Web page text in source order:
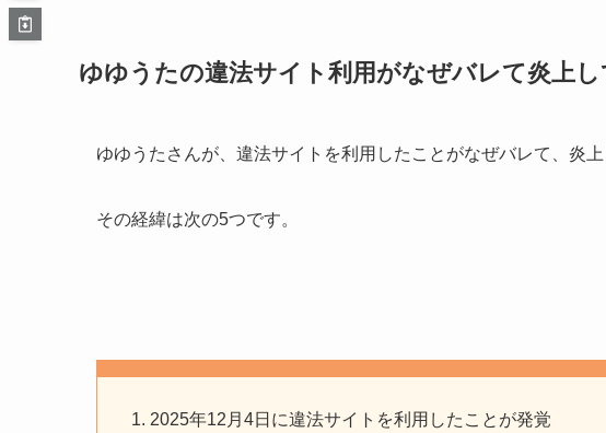
ゆゆうたの違法サイト利用がなぜバレて炎上
ゆゆうたさんが、違法サイトを利用したことがなぜバレて、炎上
その経緯は次の5つです。
2025年12月4日に違法サイトを利用したことが発覚